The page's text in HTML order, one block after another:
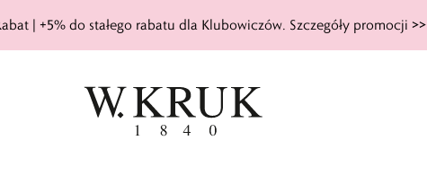
| +5% do stałego rabatu dla Klubowiczów. Szczegóły promocji >>